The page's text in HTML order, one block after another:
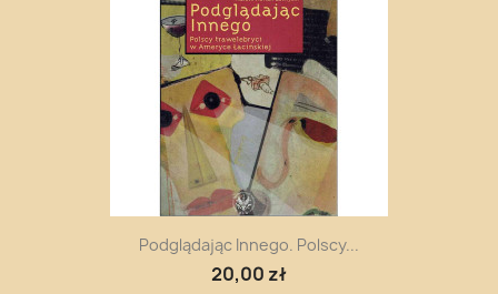
Podglądając Innego. Polscy...
20,00 zł